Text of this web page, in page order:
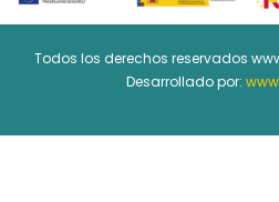
Todos los derechos reservados
Desarrollado por: